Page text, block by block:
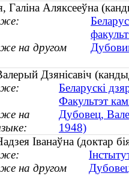
Галіна Аляксееўна
на другом
Дзянiсавіч
Беларускі
Факультэт
на
Дубовец,
1948)
Іванаўна (доктар
на другом